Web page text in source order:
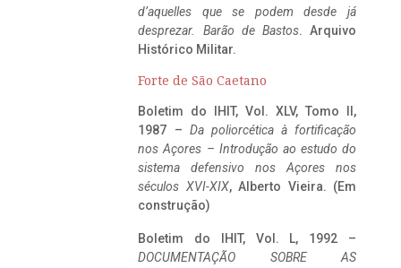
d’aquelles que se podem desde já
desprezar. Barão de Bastos. Arquivo
Histórico Militar.
Forte de São Caetano
Boletim do IHIT, Vol. XLV, Tomo II,
1987 – Da poliorcética à fortificação
nos Açores – Introdução ao estudo do
sistema defensivo nos Açores nos
séculos XVI-XIX, Alberto Vieira. (Em
construção)
Boletim do IHIT, Vol. L, 1992 –
DOCUMENTAÇÃO SOBRE AS